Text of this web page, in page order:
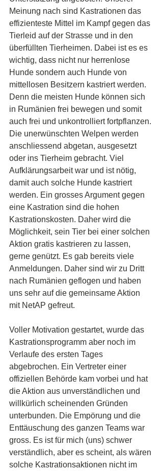
Meinung nach sind Kastrationen das
effizienteste Mittel im Kampf gegen das
Tierleid auf der Strasse und in den
überfüllten Tierheimen. Dabei ist es es
wichtig, dass nicht nur herrenlose
Hunde sondern auch Hunde von
mittellosen Besitzern kastriert werden.
Denn die meisten Hunde können sich
in Rumänien frei bewegen und somit
auch frei und unkontrolliert fortpflanzen.
Die unerwünschten Welpen werden
anschliessend abgetan, ausgesetzt
oder ins Tierheim gebracht. Viel
Aufklärungsarbeit war und ist nötig,
damit auch solche Hunde kastriert
werden. Ein grosses Argument gegen
eine Kastration sind die hohen
Kastrationskosten. Daher wird die
Möglichkeit, sein Tier bei einer solchen
Aktion gratis kastrieren zu lassen,
gerne genützt. Es gab bereits viele
Anmeldungen. Daher sind wir zu Dritt
nach Rumänien geflogen und haben
uns sehr auf die gemeinsame Aktion
mit NetAP gefreut.
Voller Motivation gestartet, wurde das
Kastrationsprogramm aber noch im
Verlaufe des ersten Tages
abgebrochen. Ein Vertreter einer
offiziellen Behörde kam vorbei und hat
die Aktion aus unverständlichen und
willkürlich scheinenden Gründen
unterbunden. Die Empörung und die
Enttäuschung des ganzen Teams war
gross. Es ist für mich (uns) schwer
verständlich, aber es scheint, als wären
solche Kastrationsaktionen nicht im